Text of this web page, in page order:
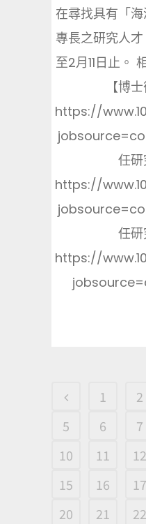
在尋找具有「海
專長之研究人
至2月11日止。
【博
https://
任研
https://
任研
https://
1 2
5
6 7
10
11 12
15
16 17
20
21 22